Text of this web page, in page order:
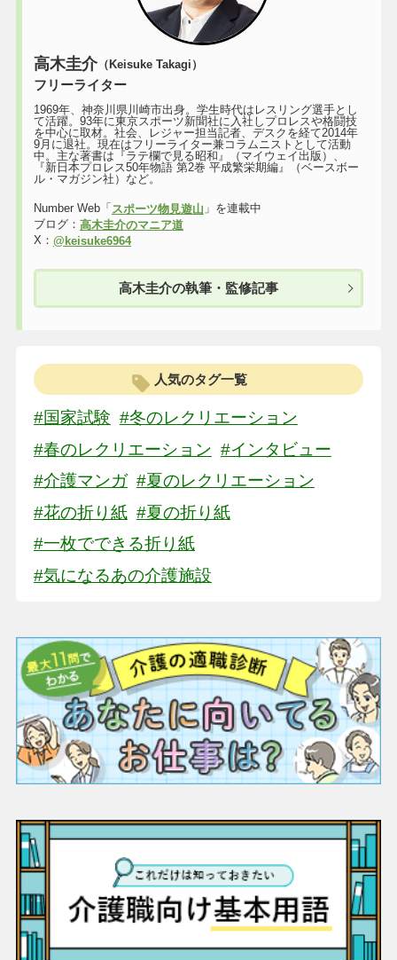
高木圭介（Keisuke Takagi）
フリーライター
1969年、神奈川県川崎市出身。学生時代はレスリング選手とし
て活躍。93年に東京スポーツ新聞社に入社しプロレスや格闘技
を中心に取材。社会、レジャー担当記者、デスクを経て2014年
9月に退社。現在はフリーライター兼コラムニストとして活動
中。主な著書は『ラテ欄で見る昭和』（マイウェイ出版）、
『新日本プロレス50年物語 第2巻 平成繁栄期編』（ベースボー
ル・マガジン社）など。
Number Web「 スポーツ物見遊山 」を連載中
ブログ： 高木圭介のマニア道
X： @keisuke6964
高木圭介の執筆・監修記事
人気のタグ一覧
#国家試験 #冬のレクリエーション
#春のレクリエーション #インタビュー
#介護マンガ #夏のレクリエーション
#花の折り紙 #夏の折り紙
#一枚でできる折り紙
#気になるあの介護施設